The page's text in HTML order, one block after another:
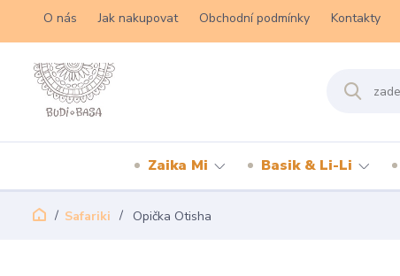
O nás Jak nakupovat Obchodní podmínky Kontakty
Zaika Mi Basik & Li-Li
Safariki Opička Otisha